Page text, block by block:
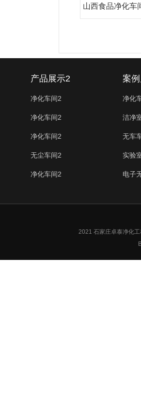
山西食品净化车
产品展示2
净化车间2
净化车间2
净化车间2
无尘车间2
净化车间2
案
净化
洁净
无车
实验
电子
2021 石家庄卓泰净化